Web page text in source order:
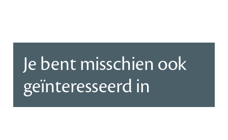
Je bent misschien ook
geïnteresseerd in